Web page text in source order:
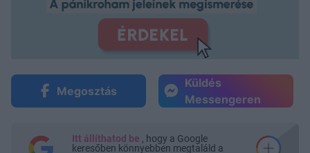
Megosztás
Küldés
Messengeren
Itt állíthatod be , hogy a Google
keresőben könnyebben megtaláld a